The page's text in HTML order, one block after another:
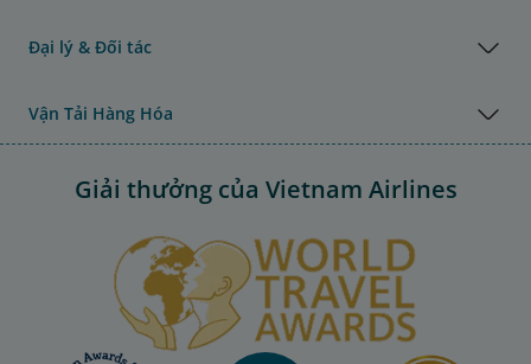
Đại lý & Đối tác
Vận Tải Hàng Hóa
Giải thưởng của Vietnam Airlines